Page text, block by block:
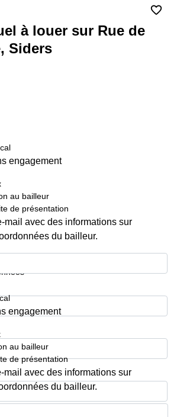
à louer sur Rue de
Siders
engagement
au bailleur
de présentation
mail avec des informations sur
du bailleur.
engagement
au bailleur
de présentation
mail avec des informations sur
du bailleur.